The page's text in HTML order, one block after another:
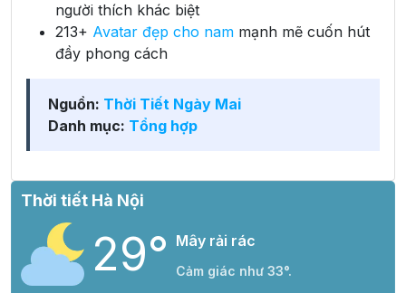
người thích khác biệt
213+ Avatar đẹp cho nam mạnh mẽ cuốn hút
đầy phong cách
Nguồn: Thời Tiết Ngày Mai
Danh mục: Tổng hợp
Thời tiết Hà Nội
29° Mây rải rác
Cảm giác như 33°.